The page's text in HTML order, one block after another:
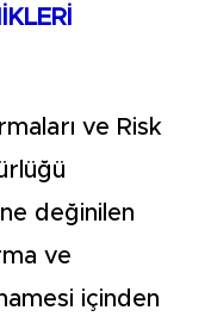
ve Risk
değinilen
ve
içinden